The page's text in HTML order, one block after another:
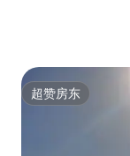
超赞房东
超赞房东